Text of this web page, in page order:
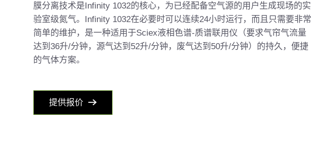
膜分离技术是Infinity 1032的核心，为已经配备空气源的用户生成现场的实
验室级氮气。Infinity 1032在必要时可以连续24小时运行，而且只需要非常
简单的维护，是一种适用于Sciex液相色谱-质谱联用仪（要求气帘气流量
达到36升/分钟，源气达到52升/分钟，废气达到50升/分钟）的持久，便捷
的气体方案。
提供报价